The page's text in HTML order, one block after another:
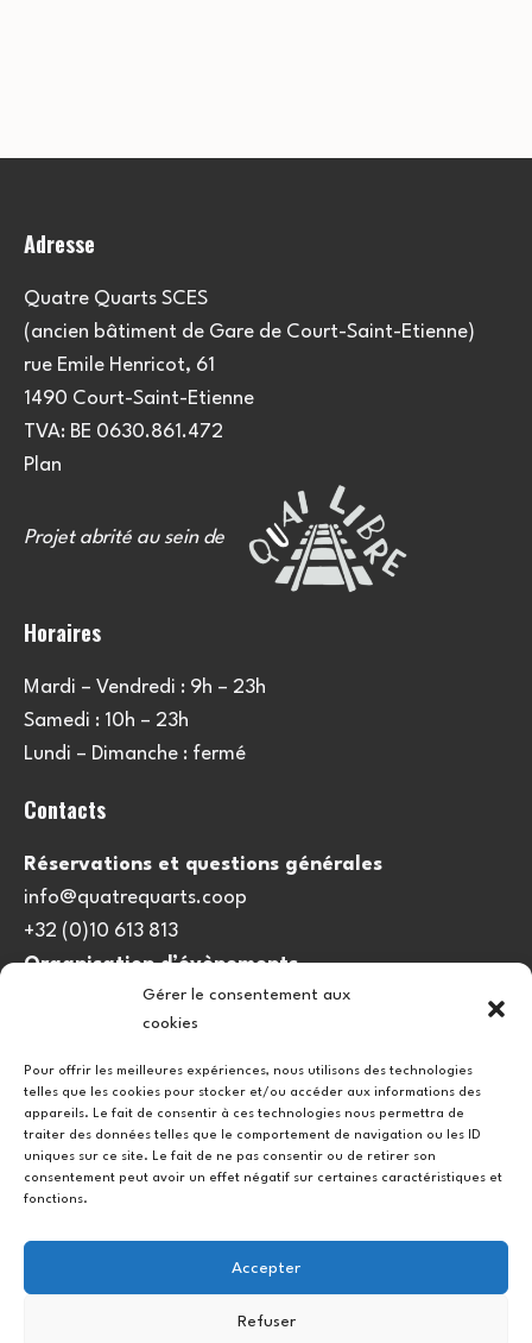
Gérer le consentement aux
cookies
Pour offrir les meilleures expériences, nous utilisons des technologies
telles que les cookies pour stocker et/ou accéder aux informations des
appareils. Le fait de consentir à ces technologies nous permettra de
traiter des données telles que le comportement de navigation ou les ID
uniques sur ce site. Le fait de ne pas consentir ou de retirer son
consentement peut avoir un effet négatif sur certaines caractéristiques et
fonctions.
Accepter
Refuser
Adresse
Quatre Quarts SCES
(ancien bâtiment de Gare de Court-Saint-Etienne)
rue Emile Henricot, 61
1490 Court-Saint-Etienne
TVA: BE 0630.861.472
Plan
Projet abrité au sein de
Horaires
Mardi – Vendredi : 9h – 23h
Samedi : 10h – 23h
Lundi – Dimanche : fermé
Contacts
Réservations et questions générales
info@quatrequarts.coop
+32 (0)10 613 813
Organisation d’évènements
viedulieu@quatrequarts.coop
Politique de cookies (UE)